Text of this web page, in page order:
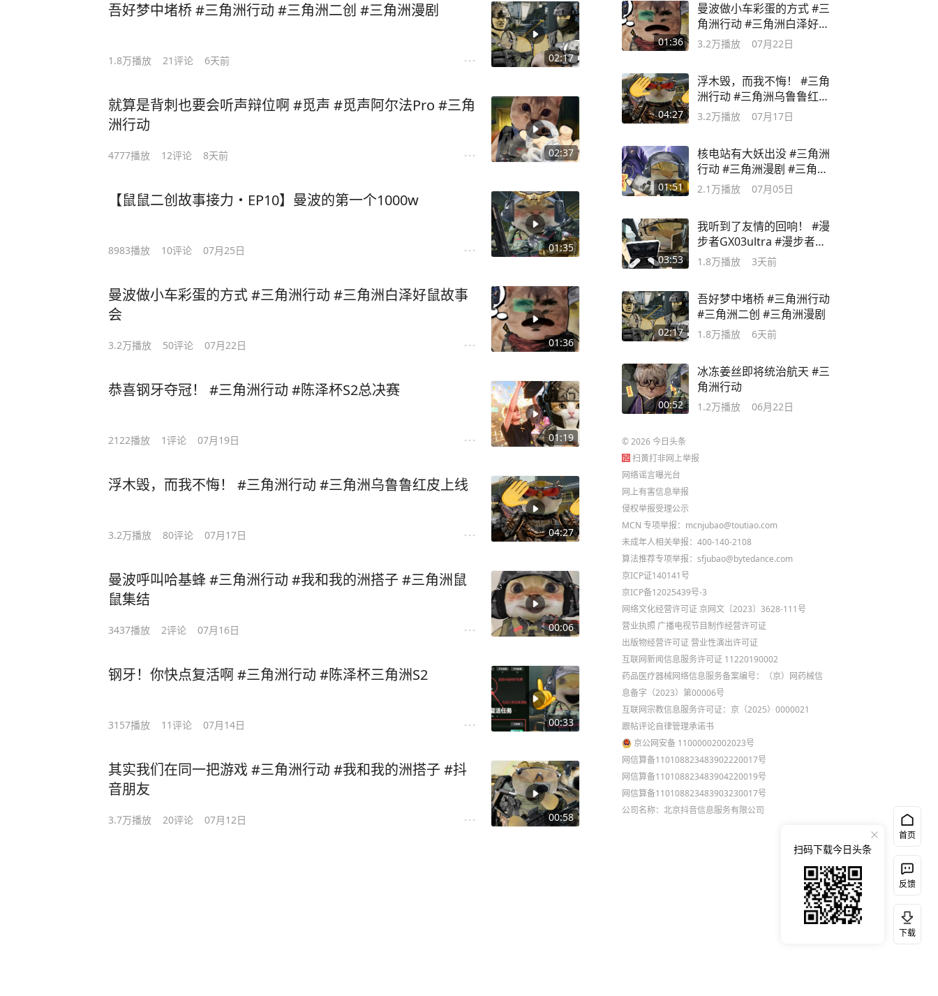
02:17
吾好梦中堵桥 #三角洲行动 #三角洲二创 #三角洲漫剧
1.8万播放 21评论 6天前
02:37
就算是背刺也要会听声辩位啊 #觅声 #觅声阿尔法Pro #三角
洲行动
4777播放 12评论 8天前
01:35
【鼠鼠二创故事接力・EP10】曼波的第一个1000w
8983播放 10评论 07月25日
01:36
曼波做小车彩蛋的方式 #三角洲行动 #三角洲白泽好鼠故事
会
3.2万播放 50评论 07月22日
01:19
恭喜钢牙夺冠！ #三角洲行动 #陈泽杯S2总决赛
2122播放 1评论 07月19日
04:27
浮木毁，而我不悔！ #三角洲行动 #三角洲乌鲁鲁红皮上线
3.2万播放 80评论 07月17日
00:06
曼波呼叫哈基蜂 #三角洲行动 #我和我的洲搭子 #三角洲鼠
鼠集结
3437播放 2评论 07月16日
00:33
钢牙！你快点复活啊 #三角洲行动 #陈泽杯三角洲S2
3157播放 11评论 07月14日
00:58
其实我们在同一把游戏 #三角洲行动 #我和我的洲搭子 #抖
音朋友
3.7万播放 20评论 07月12日
01:36
曼波做小车彩蛋的方式 #三
角洲行动 #三角洲白泽好鼠
故事会
3.2万播放 07月22日
04:27
浮木毁，而我不悔！ #三角
洲行动 #三角洲乌鲁鲁红皮
上线
3.2万播放 07月17日
01:51
核电站有大妖出没 #三角洲
行动 #三角洲漫剧 #三角洲
二创
2.1万播放 07月05日
03:53
我听到了友情的回响！ #漫
步者GX03ultra #漫步者电
竞全家桶
1.8万播放 3天前
02:17
吾好梦中堵桥 #三角洲行动
#三角洲二创 #三角洲漫剧
1.8万播放 6天前
00:52
冰冻姜丝即将统治航天 #三
角洲行动
1.2万播放 06月22日
©2026今日头条
扫黄打非网上举报
网络谣言曝光台
网上有害信息举报
侵权举报受理公示
MCN 专项举报：mcnjubao@toutiao.com
未成年人相关举报：400-140-2108
算法推荐专项举报：sfjubao@bytedance.com
京ICP证140141号
京ICP备12025439号-3
网络文化经营许可证 京网文〔2023〕3628-111号
营业执照 广播电视节目制作经营许可证
出版物经营许可证 营业性演出许可证
互联网新闻信息服务许可证 11220190002
药品医疗器械网络信息服务备案编号：（京）网药械信
息备字（2023）第00006号
互联网宗教信息服务许可证：京（2025）0000021
跟帖评论自律管理承诺书
京公网安备 11000002002023号
网信算备110108823483902220017号
网信算备110108823483904220019号
网信算备110108823483903230017号
公司名称：北京抖音信息服务有限公司
首页
反馈
下载
扫码下载今日头条